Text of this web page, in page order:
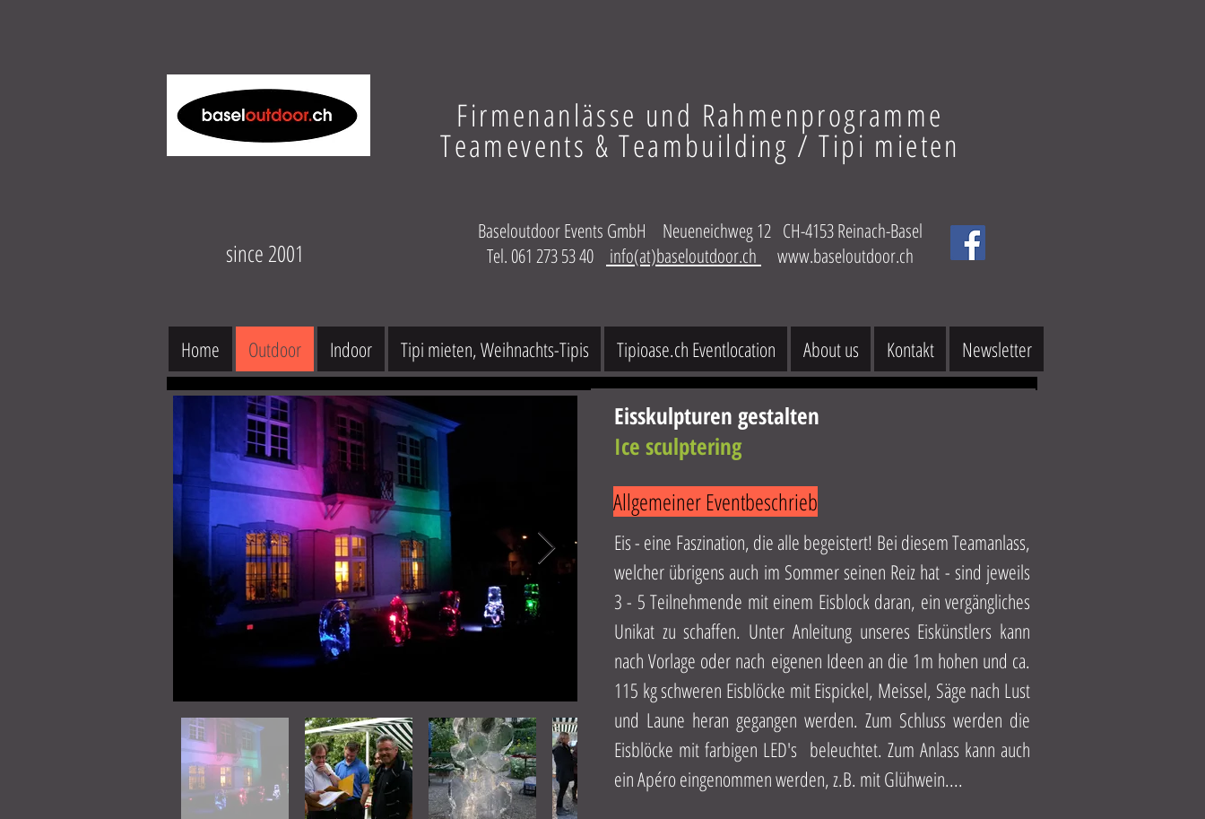
since 2001
Firmenanlässe und Rahmenprogramme
Teamevents & Teambuilding / Tipi mieten
Baseloutdoor Events GmbH Neueneichweg 12 CH-4153 Reinach-Basel
Tel. 061 273 53 40
info(at)baseloutdoor.ch www.baseloutdoor.ch
Home Outdoor Indoor Tipi mieten, Weihnachts-Tipis Tipioase.ch Eventlocation About us Kontakt Newsletter
Eisskulpturen gestalten
Ice sculptering
Allgemeiner Eventbeschrieb
Eis - eine Faszination, die alle begeistert! Bei diesem Teamanlass,
welcher übrigens auch im Sommer seinen Reiz hat - sind jeweils
3 - 5 Teilnehmende mit einem Eisblock daran, ein vergängliches
Unikat zu schaffen. Unter Anleitung unseres Eiskünstlers kann
nach Vorlage oder nach eigenen Ideen an die 1m hohen und ca.
115 kg schweren Eisblöcke mit Eispickel, Meissel, Säge nach Lust
und Laune heran gegangen werden. Zum Schluss werden die
Eisblöcke mit farbigen LED's beleuchtet. Zum Anlass kann auch
ein Apéro eingenommen werden, z.B. mit Glühwein....